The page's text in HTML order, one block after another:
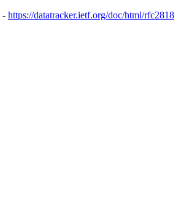
- https://datatracker.ietf.org/doc/html/rfc2818